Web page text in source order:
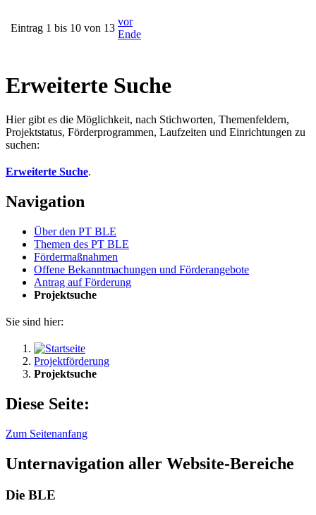
Eintrag 1 bis 10 von 13
vor
Ende
Erweiterte Suche
Hier gibt es die Möglichkeit, nach Stichworten, Themenfeldern,
Projektstatus, Förderprogrammen, Laufzeiten und Einrichtungen zu
suchen:
Erweiterte Suche.
Navigation
Über den PT BLE
The­men des PT BLE
För­der­maß­nah­men
Of­fe­ne Be­kannt­ma­chun­gen und För­der­an­ge­bo­te
An­trag auf För­de­rung
Pro­jekt­su­che
Sie sind hier:
Projektförderung
Projektsuche
Diese Seite:
Zum Seitenanfang
Unternavigation aller Website-Bereiche
Die BLE